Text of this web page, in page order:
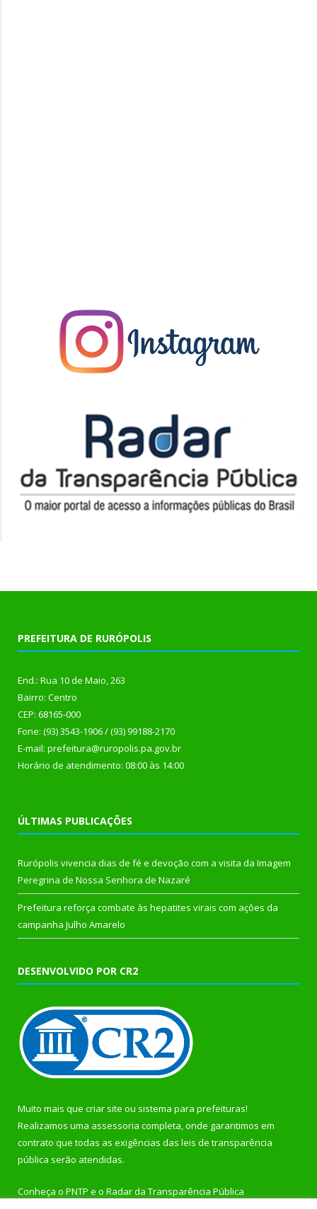
PREFEITURA DE RURÓPOLIS
End.: Rua 10 de Maio, 263
Bairro: Centro
CEP: 68165-000
Fone: (93) 3543-1906 / (93) 99188-2170
E-mail: prefeitura@ruropolis.pa.gov.br
Horário de atendimento: 08:00 às 14:00
ÚLTIMAS PUBLICAÇÕES
Rurópolis vivencia dias de fé e devoção com a visita da Imagem
Peregrina de Nossa Senhora de Nazaré
Prefeitura reforça combate às hepatites virais com ações da
campanha Julho Amarelo
DESENVOLVIDO POR CR2
Muito mais que criar site ou sistema para prefeituras!
Realizamos uma assessoria completa, onde garantimos em
contrato que todas as exigências das leis de transparência
pública serão atendidas.
Conheça o PNTP e o Radar da Transparência Pública